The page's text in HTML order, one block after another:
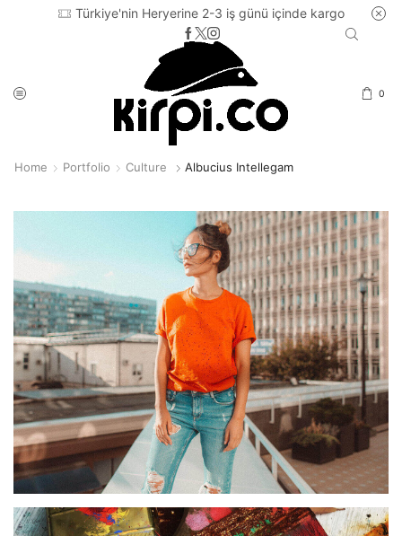
Türkiye'nin Heryerine 2-3 iş günü içinde kargo
0
Home Portfolio Culture Albucius Intellegam